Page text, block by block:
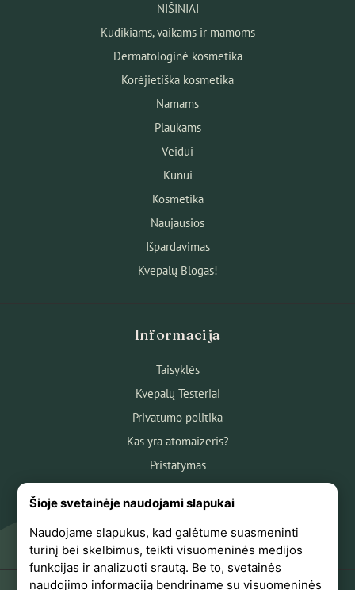
NIŠINIAI
Kūdikiams, vaikams ir mamoms
Dermatologinė kosmetika
Korėjietiška kosmetika
Namams
Plaukams
Veidui
Kūnui
Kosmetika
Naujausios
Išpardavimas
Kvepalų Blogas!
Informacija
Taisyklės
Kvepalų Testeriai
Privatumo politika
Kas yra atomaizeris?
Pristatymas
Apie mus
Atsiliepimai
Šioje svetainėje naudojami slapukai
Naudojame slapukus, kad galėtume suasmeninti
turinį bei skelbimus, teikti visuomeninės medijos
funkcijas ir analizuoti srautą. Be to, svetainės
naudojimo informaciją bendriname su visuomeninės